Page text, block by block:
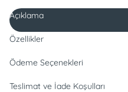
Açıklama
Özellikler
Ödeme Seçenekleri
Teslimat ve İade Koşulları